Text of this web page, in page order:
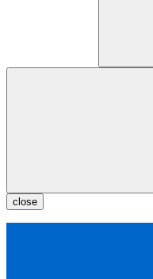
close